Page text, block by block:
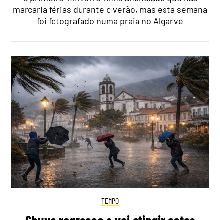
marcaria férias durante o verão, mas esta semana
foi fotografado numa praia no Algarve
TEMPO